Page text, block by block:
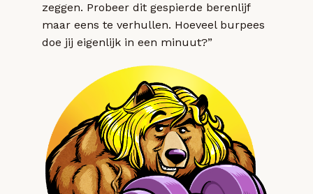
zeggen. Probeer dit gespierde berenlijf
maar eens te verhullen. Hoeveel burpees
doe jij eigenlijk in een minuut?”